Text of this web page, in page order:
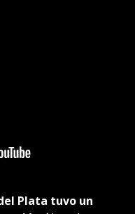
Plata tuvo un